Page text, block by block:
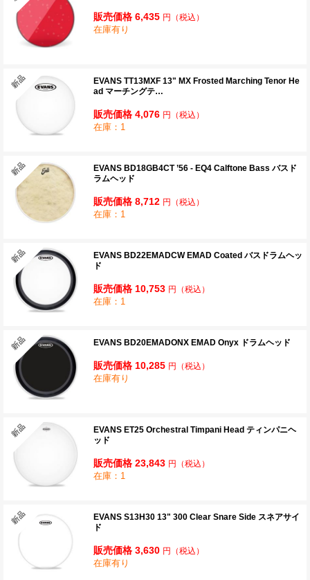
販売価格 6,435 円 （税込）
在庫有り
EVANS TT13MXF 13" MX Frosted Marching Tenor He
ad マーチングテ…
販売価格 4,076 円 （税込）
在庫：1
EVANS BD18GB4CT ’56 - EQ4 Calftone Bass バスド
ラムヘッド
販売価格 8,712 円 （税込）
在庫：1
EVANS BD22EMADCW EMAD Coated バスドラムヘッ
ド
販売価格 10,753 円 （税込）
在庫：1
EVANS BD20EMADONX EMAD Onyx ドラムヘッド
販売価格 10,285 円 （税込）
在庫有り
EVANS ET25 Orchestral Timpani Head ティンパニヘ
ッド
販売価格 23,843 円 （税込）
在庫：1
EVANS S13H30 13" 300 Clear Snare Side スネアサイ
ド
販売価格 3,630 円 （税込）
在庫有り